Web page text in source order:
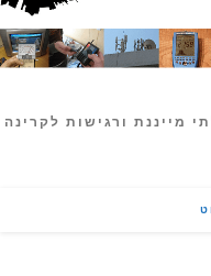
ורגישות לקרינה